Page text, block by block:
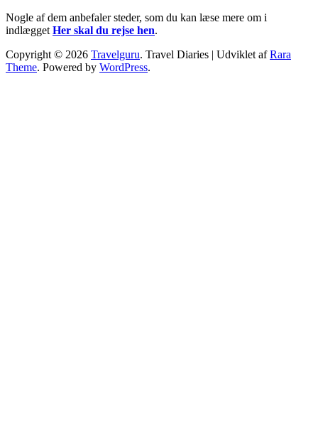
Nogle af dem anbefaler steder, som du kan læse mere om i
indlægget Her skal du rejse hen.
Copyright © 2026 Travelguru. Travel Diaries | Udviklet afRara
Theme. Powered by WordPress.